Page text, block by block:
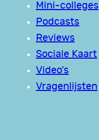
Mini-colleges
Podcasts
Reviews
Sociale Kaart
Video’s
Vragenlijsten